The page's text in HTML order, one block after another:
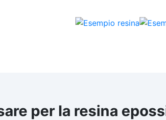
per la resina